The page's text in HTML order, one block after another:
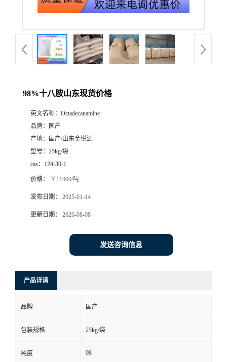
98%十八胺山东现货价格
英文名称： Octadecanamine
品牌：
国产
产地：
国产/山东金悦源
型号： 25kg/袋
cas： 124-30-1
价格： ￥11000/吨
发布日期： 2025-01-14
更新日期： 2026-08-08
发送咨询信息
产品详请
品牌 国产
包装规格 25kg/袋
纯度 98